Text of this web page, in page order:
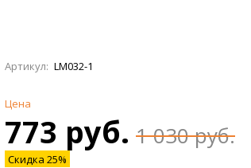
Артикул: LM032-1
Цена
773 руб. 1 030 руб.
Скидка 25%